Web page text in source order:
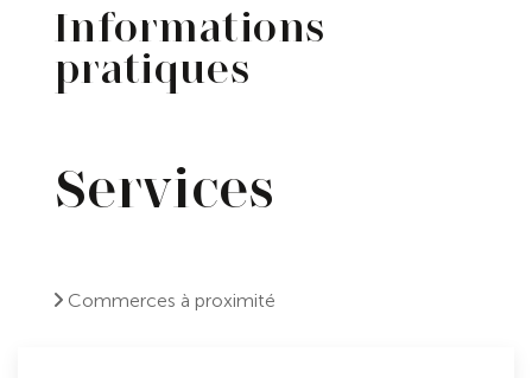
Informations
pratiques
Services
Commerces à proximité